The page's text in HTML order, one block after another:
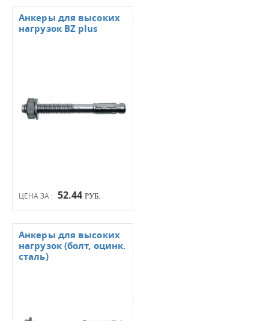
ЦЕНА ЗА : 52.44 РУБ.
Анкеры для высоких
нагрузок BZ plus
Анкеры для высоких
нагрузок (болт, оцинк.
сталь)